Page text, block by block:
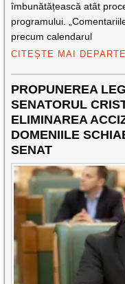
îmbunătățească atât
programului.
precum calendarul
CITEȘTE MAI DEPARTE
PROPUNEREA
SENATORUL
ELIMINAREA
DOMENIILE
SENAT